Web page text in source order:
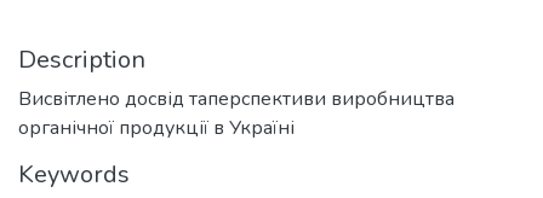
Description
Висвітлено досвід таперспективи виробництва
органічної продукції в Україні
Keywords